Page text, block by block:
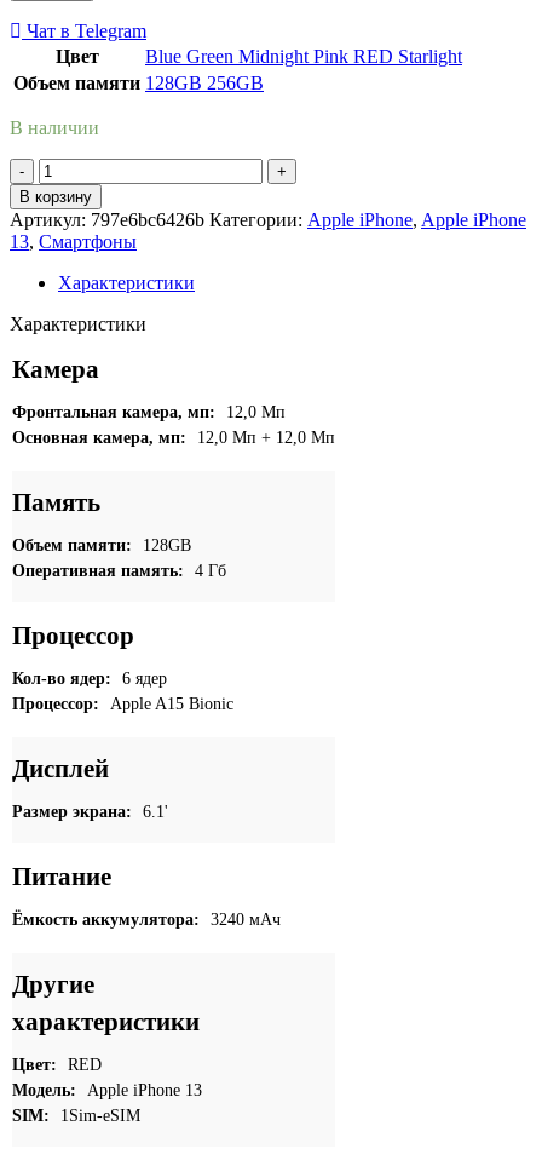
Чат в Telegram
Цвет
Blue Green MidnightPink RED Starlight
Объем памяти 128GB 256GB
В наличии
Количество
товара
Apple
iPhone
13
128GB
(PRODUCT)RED
В корзину
Артикул: 797e6bc6426b Категории: Apple iPhone, Apple iPhone
13, Смартфоны
Характеристики
Характеристики
Камера
Фронтальная камера, мп:
12,0 Мп
Основная камера, мп:
12,0 Мп + 12,0 Мп
Память
Объем памяти:
128GB
Оперативная память:
4 Гб
Процессор
Кол-во ядер:
6 ядер
Процессор:
Apple A15 Bionic
Дисплей
Размер экрана: 6.1'
Питание
Ёмкость аккумулятора: 3240 мАч
Другие
характеристики
Цвет:
RED
Модель:
Apple iPhone 13
SIM:
1Sim-eSIM